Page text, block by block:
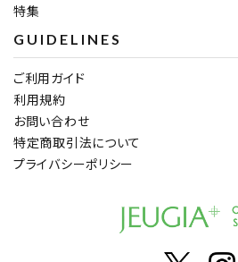
特集
GUIDELINES
ご利用ガイド
利用規約
お問い合わせ
特定商取引法について
プライバシーポリシー